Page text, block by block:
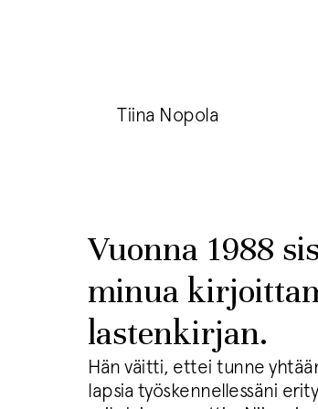
Tiina Nopola
Vuonna 1988
minua
lastenkirjan.
Hän väitti, ettei tunne
lapsia työskennellessäni